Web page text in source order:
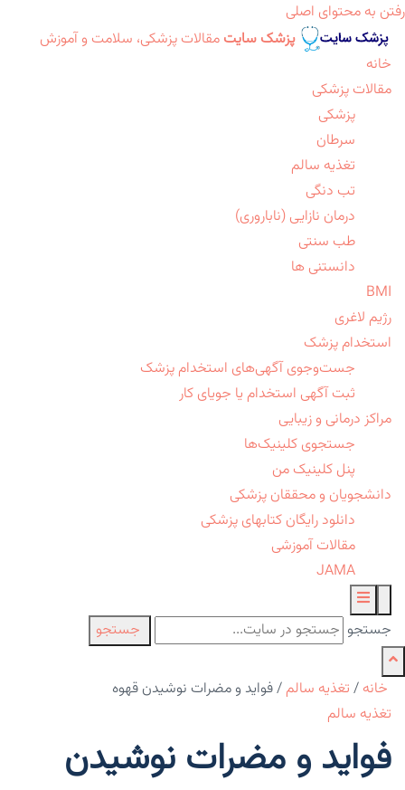
رفتن به محتوای اصلی
پزشک سایت مقالات پزشکی، سلامت و آموزش
خانه
مقالات پزشکی
پزشکی
سرطان
تغذیه سالم
تب دنگی
درمان نازایی (ناباروری)
طب سنتی
دانستنی ها
BMI
رژیم لاغری
استخدام پزشک
جست‌وجوی آگهی‌های استخدام پزشک
ثبت آگهی استخدام یا جویای کار
مراکز درمانی و زیبایی
جستجوی کلینیک‌ها
پنل کلینیک من
دانشجویان و محققان پزشکی
دانلود رایگان کتابهای پزشکی
مقالات آموزشی
JAMA
جستجو جستجو
خانه / تغذیه سالم /فواید و مضرات نوشیدن قهوه
تغذیه سالم
فواید و مضرات نوشیدن